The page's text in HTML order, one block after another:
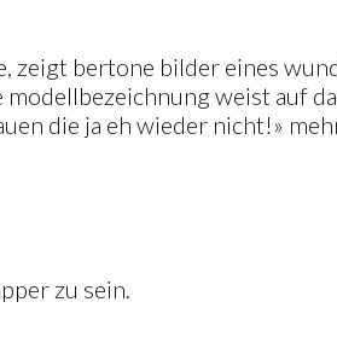
zeigt bertone bilder eines
weist auf
die ja eh wieder nicht!»
zu sein.